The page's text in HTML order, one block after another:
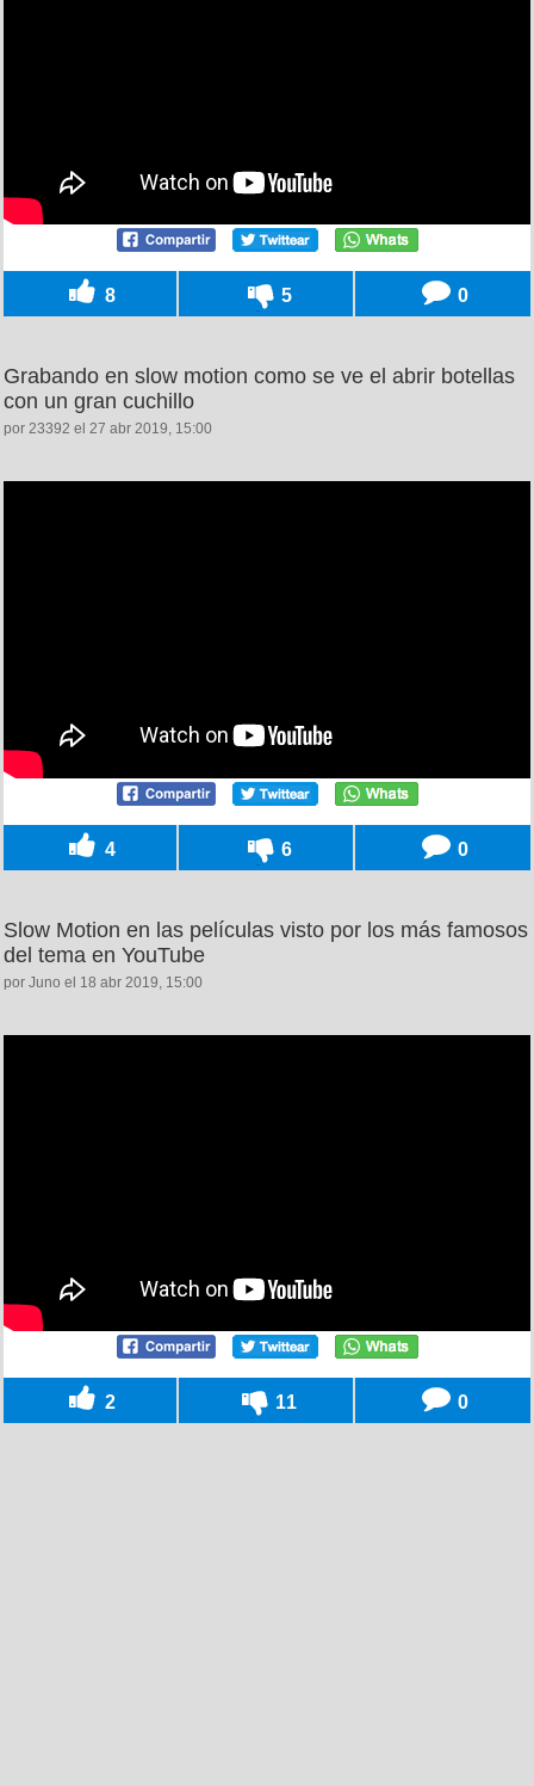
8 5 0
Grabando en slow motion como se ve el abrir botellas
con un gran cuchillo
por 23392 el 27 abr 2019, 15:00
4 6 0
Slow Motion en las películas visto por los más famosos
del tema en YouTube
por Juno el 18 abr 2019, 15:00
2 11 0